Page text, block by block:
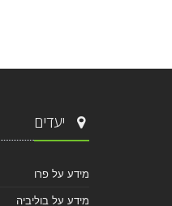
יעדים
מידע על פרו
מידע על בוליביה